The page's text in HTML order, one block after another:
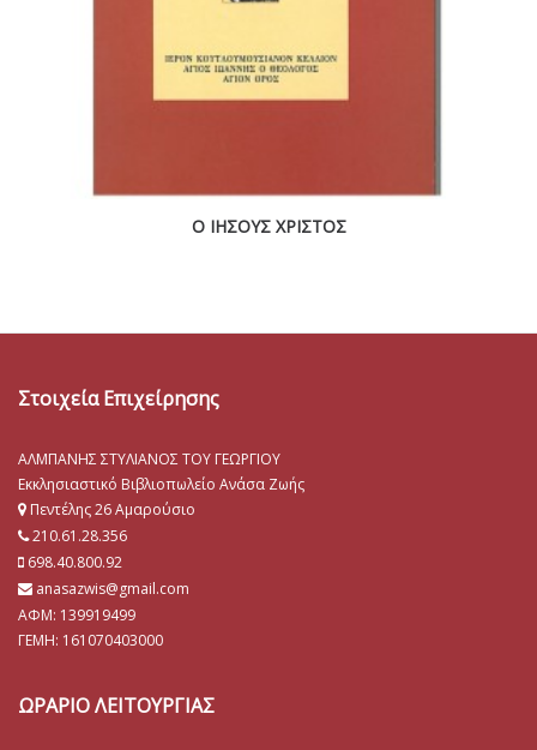
Ο ΙΗΣΟΥΣ ΧΡΙΣΤΟΣ
Στοιχεία Επιχείρησης
ΑΛΜΠΑΝΗΣ ΣΤΥΛΙΑΝΟΣ ΤΟΥ ΓΕΩΡΓΙΟΥ
Εκκλησιαστικό Βιβλιοπωλείο Ανάσα Ζωής
Πεντέλης 26 Αμαρούσιο
210.61.28.356
698.40.800.92
anasazwis@gmail.com
ΑΦΜ: 139919499
ΓΕΜΗ: 161070403000
ΩΡΑΡΙΟ ΛΕΙΤΟΥΡΓΙΑΣ